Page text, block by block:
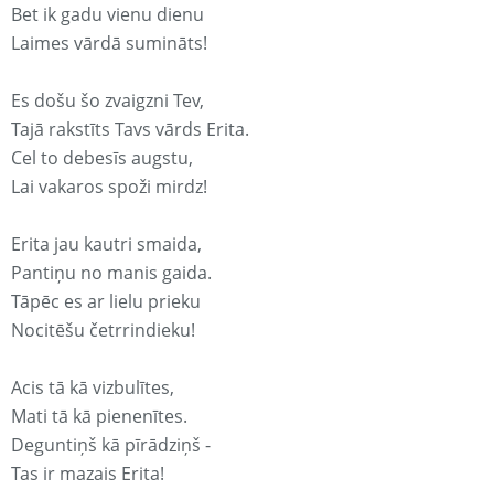
Bet ik gadu vienu dienu
Laimes vārdā sumināts!
Es došu šo zvaigzni Tev,
Tajā rakstīts Tavs vārds Erita.
Cel to debesīs augstu,
Lai vakaros spoži mirdz!
Erita jau kautri smaida,
Pantiņu no manis gaida.
Tāpēc es ar lielu prieku
Nocitēšu četrrindieku!
Acis tā kā vizbulītes,
Mati tā kā pienenītes.
Deguntiņš kā pīrādziņš -
Tas ir mazais Erita!